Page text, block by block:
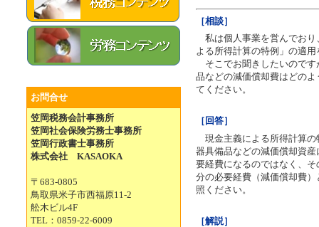
［相談］
私は個人事業を営んでおり
よる所得計算の特例」の適
そこでお聞きしたいのです
品などの減価償却費はどの
てください。
［回答］
現金主義による所得計算の
器具備品などの減価償却資
要経費になるのではなく、
分の必要経費（減価償却費
照ください。
［解説］
お問合せ
笠岡税務会計事務所
笠岡社会保険労務士事務所
笠岡行政書士事務所
株式会社 KASAOKA
〒683-0805
鳥取県米子市西福原11-2
舩木ビル4F
TEL：0859-22-6009